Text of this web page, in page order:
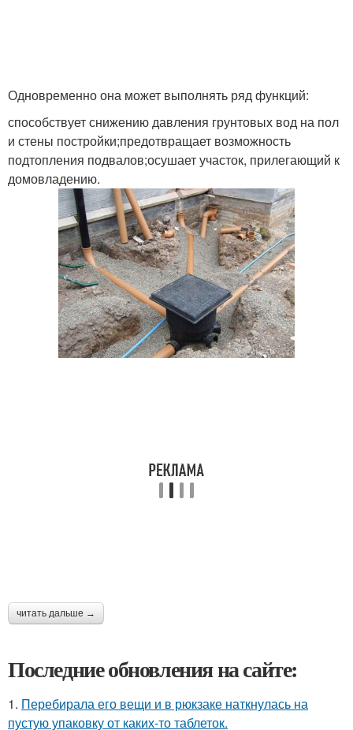
Одновременно она может выполнять ряд функций:
способствует снижению давления грунтовых вод на пол
и стены постройки;предотвращает возможность
подтопления подвалов;осушает участок, прилегающий к
домовладению.
читать дальше →
Последние обновления на сайте:
1. Перебирала его вещи и в рюкзаке наткнулась на
пустую упаковку от каких-то таблеток.